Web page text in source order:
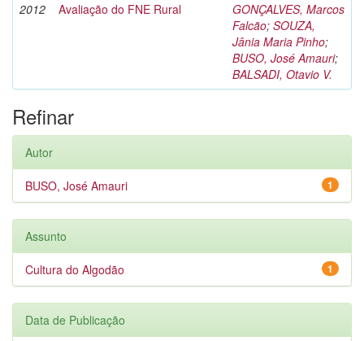
2012
Avaliação do FNE Rural
GONÇALVES, Marcos
Falcão; SOUZA,
Jânia Maria Pinho;
BUSO, José Amauri;
BALSADI, Otavio V.
Refinar
Autor
1
BUSO, José Amauri
Assunto
1
Cultura do Algodão
Data de Publicação